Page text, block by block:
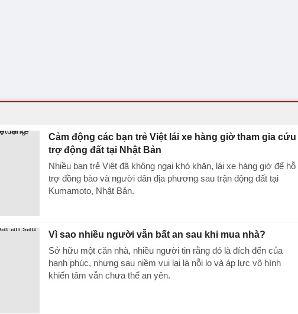
Cảm động các bạn trẻ Việt lái xe hàng giờ tham gia cứu
trợ động đất tại Nhật Bản
Nhiều bạn trẻ Việt đã không ngại khó khăn, lái xe hàng giờ để hỗ
trợ đồng bào và người dân địa phương sau trận động đất tại
Kumamoto, Nhật Bản.
Vì sao nhiều người vẫn bất an sau khi mua nhà?
Sở hữu một căn nhà, nhiều người tin rằng đó là đích đến của
hạnh phúc, nhưng sau niềm vui lại là nỗi lo và áp lực vô hình
khiến tâm vẫn chưa thể an yên.